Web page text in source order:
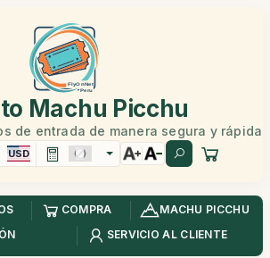
Machu Picchu
de entrada de manera segura y rápida
USD
COMPRA
MACHU PICCHU
SERVICIO AL CLIENTE